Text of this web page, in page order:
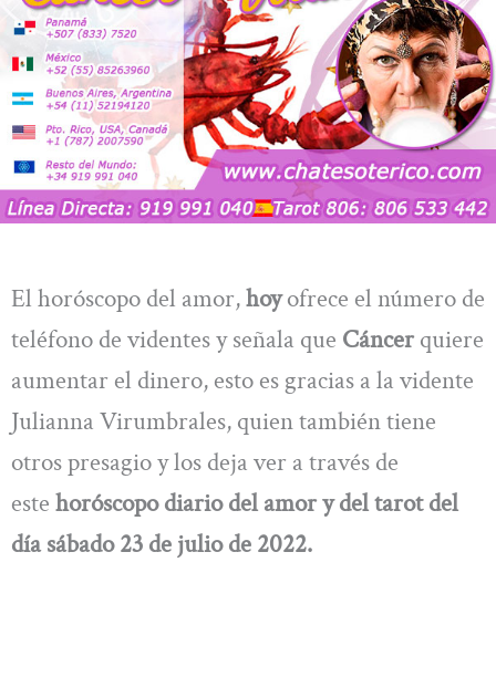
El horóscopo del amor,hoyofrece el número de
teléfono de videntes y señala que Cáncer quiere
aumentar el dinero, esto es gracias a la vidente
Julianna Virumbrales, quien también tiene
otros presagio y los deja ver a través de
este horóscopo diario del amor y del tarot del
día sábado 23 de julio de 2022.